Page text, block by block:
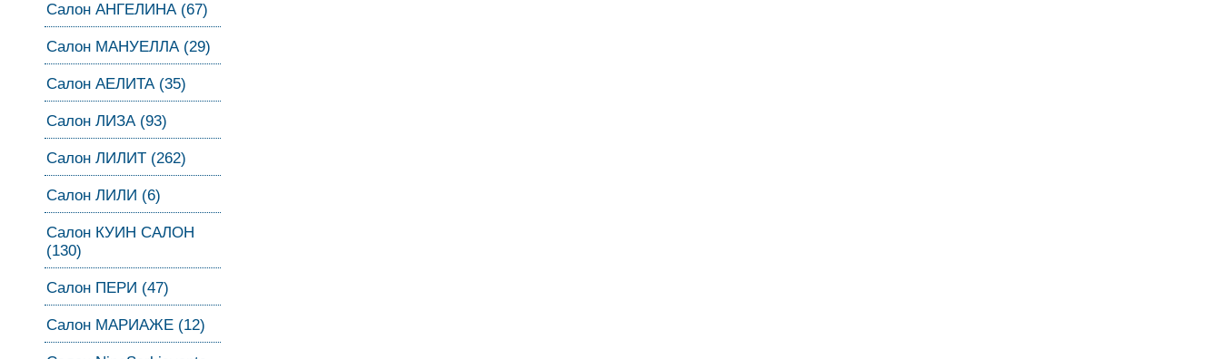
Салон АНГЕЛИНА (67)
Салон МАНУЕЛЛА (29)
Салон АЕЛИТА (35)
Салон ЛИЗА (93)
Салон ЛИЛИТ (262)
Салон ЛИЛИ (6)
Салон КУИН САЛОН
(130)
Салон ПЕРИ (47)
Салон МАРИАЖЕ (12)